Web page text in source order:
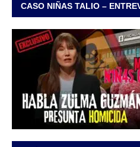
CASO NIÑAS TALIO –